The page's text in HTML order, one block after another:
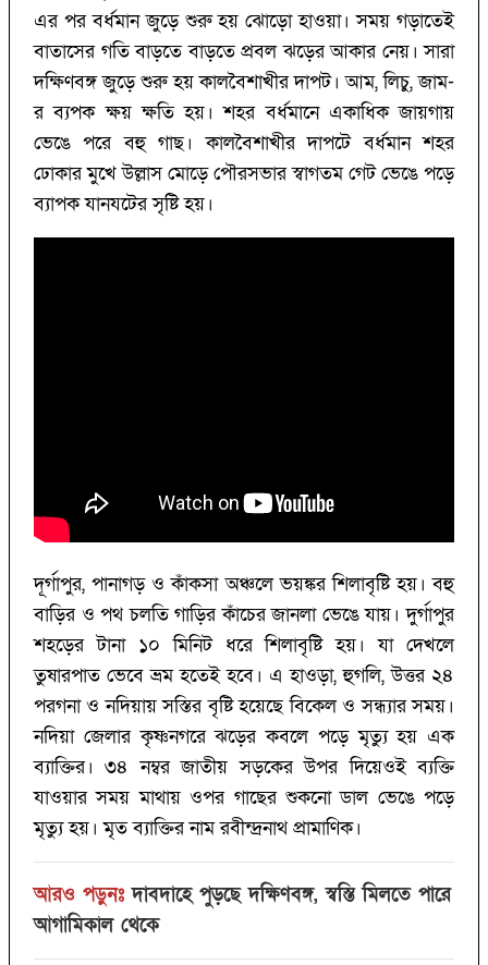
এর পর বর্ধমান জুড়ে শুরু হয় ঝোড়ো হাওয়া। সময় গড়াতেই
বাতাসের গতি বাড়তে বাড়তে প্রবল ঝড়ের আকার নেয়। সারা
দক্ষিণবঙ্গ জুড়ে শুরু হয় কালবৈশাখীর দাপট। আম, লিচু, জাম-
র ব্যপক ক্ষয় ক্ষতি হয়। শহর বর্ধমানে একাধিক জায়গায়
ভেঙে পরে বহু গাছ। কালবৈশাখীর দাপটে বর্ধমান শহর
ঢোকার মুখে উল্লাস মোড়ে পৌরসভার স্বাগতম গেট ভেঙে পড়ে
ব্যাপক যানযটের সৃষ্টি হয়।
দূর্গাপুর, পানাগড় ও কাঁকসা অঞ্চলে ভয়ঙ্কর শিলাবৃষ্টি হয়। বহু
বাড়ির ও পথ চলতি গাড়ির কাঁচের জানলা ভেঙে যায়। দুর্গাপুর
শহড়ের টানা ১০ মিনিট ধরে শিলাবৃষ্টি হয়। যা দেখলে
তুষারপাত ভেবে ভ্রম হতেই হবে। এ হাওড়া, হুগলি, উত্তর ২৪
পরগনা ও নদিয়ায় সস্তির বৃষ্টি হয়েছে বিকেল ও সন্ধ্যার সময়।
নদিয়া জেলার কৃষ্ণনগরে ঝড়ের কবলে পড়ে মৃত্যু হয় এক
ব্যাক্তির। ৩৪ নম্বর জাতীয় সড়কের উপর দিয়েওই ব্যক্তি
যাওয়ার সময় মাথায় ওপর গাছের শুকনো ডাল ভেঙে পড়ে
মৃত্যু হয়। মৃত ব্যাক্তির নাম রবীন্দ্রনাথ প্রামাণিক।
আরও পড়ুনঃ দাবদাহে পুড়ছে দক্ষিণবঙ্গ, স্বস্তি মিলতে পারে
আগামিকাল থেকে